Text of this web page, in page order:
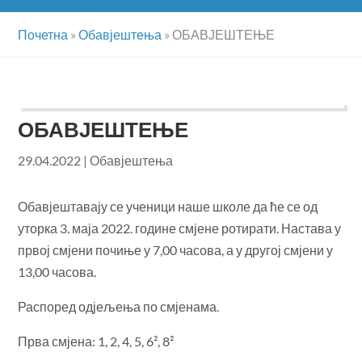
Почетна »Обавјештења »ОБАВЈЕШТЕЊЕ
ОБАВЈЕШТЕЊЕ
29.04.2022 |Обавјештења
Обавјештавају се ученици наше школе да ће се од
уторка 3. маја 2022. године смјене ротирати. Настава у
првој смјени почиње у 7,00 часова, а у другој смјени у
13,00 часова.
Распоред одјељења по смјенама.
Прва смјена: 1, 2, 4, 5, 6², 8²